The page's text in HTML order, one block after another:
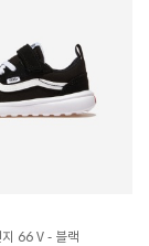
66 V - 블랙